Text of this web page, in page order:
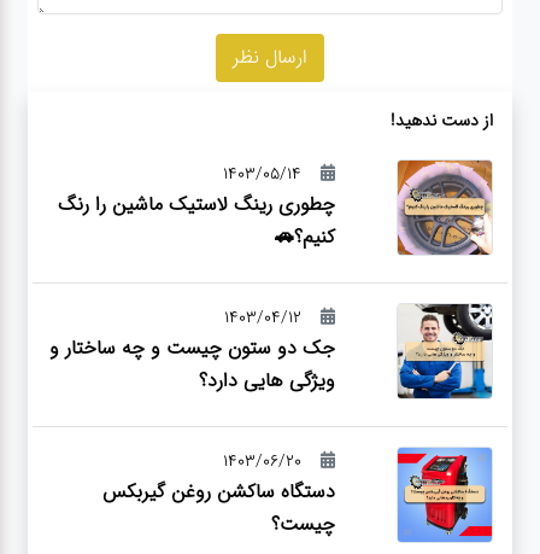
از دست ندهید!
1403/05/14
چطوری رینگ لاستیک ماشین را رنگ
کنیم؟🚗
1403/04/12
جک دو ستون چیست و چه ساختار و
ویژگی هایی دارد؟
1403/06/20
دستگاه ساکشن روغن گیربکس
چیست؟